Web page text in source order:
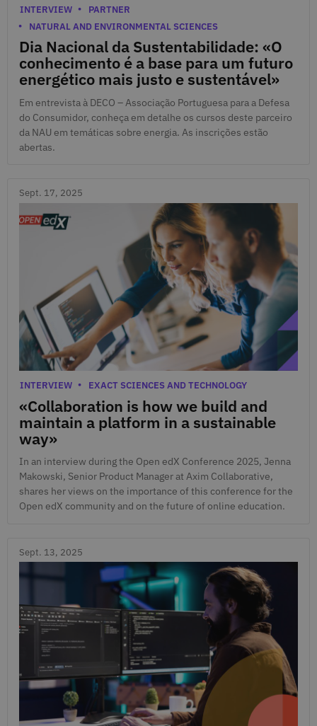
Dia Nacional da Sustentabilidade: «O
conhecimento é a base para um futuro
energético mais justo e sustentável»
Sept. 25, 2025
Categories
INTERVIEW
PARTNER
NATURAL AND ENVIRONMENTAL SCIENCES
Em entrevista à DECO – Associação Portuguesa para a Defesa
do Consumidor, conheça em detalhe os cursos deste parceiro
da NAU em temáticas sobre energia. As inscrições estão
abertas.
Sept. 17, 2025
«Collaboration is how we build and
maintain a platform in a sustainable
way»
Sept. 17, 2025
Categories
INTERVIEW EXACT SCIENCES AND TECHNOLOGY
In an interview during the Open edX Conference 2025, Jenna
Makowski, Senior Product Manager at Axim Collaborative,
shares her views on the importance of this conference for the
Open edX community and on the future of online education.
Sept. 13, 2025